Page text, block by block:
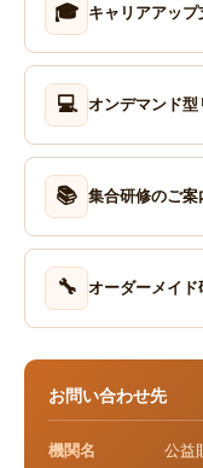
🎓 キャリアアッ
💻 オンデマンド
📚 集合研修のご案
🔧 オーダーメイド
お問い合わせ先
機関名
公益